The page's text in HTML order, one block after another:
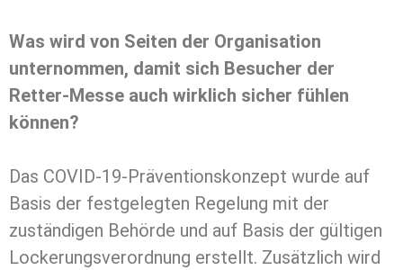
Was wird von Seiten der Organisation
unternommen, damit sich Besucher der
Retter-Messe auch wirklich sicher fühlen
können?
Das COVID-19-Präventionskonzept wurde auf
Basis der festgelegten Regelung mit der
zuständigen Behörde und auf Basis der gültigen
Lockerungsverordnung erstellt. Zusätzlich wird